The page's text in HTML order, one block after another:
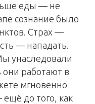
еды — не
сознание было
Страх —
— нападать.
унаследовали
работают в
мгновенно
ещё до того, как